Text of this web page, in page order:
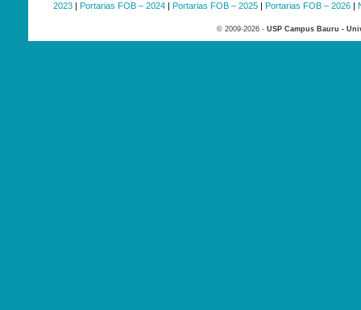
2023| Portarias FOB – 2024| Portarias FOB – 2025| Portarias FOB – 2026|
© 2009-2026 - USP Campus Bauru -